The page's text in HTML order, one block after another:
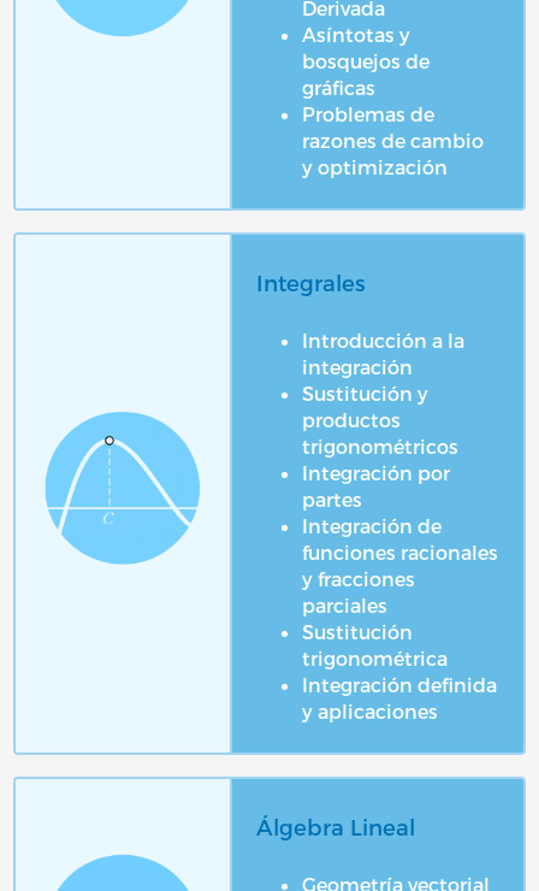
Derivada
Asíntotas y
bosquejos de
gráficas
Problemas de
razones de cambio
y optimización
Integrales
Introducción a la
integración
Sustitución y
productos
trigonométricos
Integración por
partes
Integración de
funciones racionales
y fracciones
parciales
Sustitución
trigonométrica
Integración definida
y aplicaciones
Álgebra Lineal
Geometría vectorial